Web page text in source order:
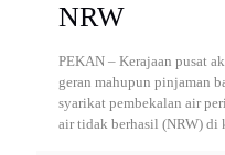
NRW
PEKAN – Kerajaan pusat
geran mahupun pinjaman
syarikat pembekalan air
air tidak berhasil (NRW) di